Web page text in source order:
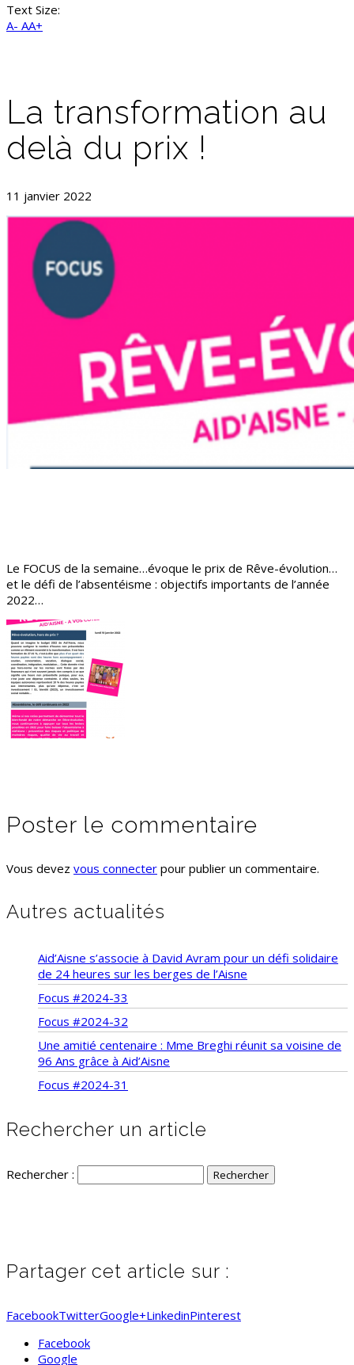
Text Size:
A- AA+
La transformation au
delà du prix !
11 janvier 2022
Le FOCUS de la semaine…évoque le prix de Rêve-évolution…
et le défi de l’absentéisme : objectifs importants de l’année
2022…
Poster le commentaire
Vous devez vous connecter pour publier un commentaire.
Autres actualités
Aid’Aisne s’associe à David Avram pour un défi solidaire
de 24 heures sur les berges de l’Aisne
Focus #2024-33
Focus #2024-32
Une amitié centenaire : Mme Breghi réunit sa voisine de
96 Ans grâce à Aid’Aisne
Focus #2024-31
Rechercher un article
Rechercher :
Partager cet article sur :
FacebookTwitterGoogle+LinkedinPinterest
Facebook
Google